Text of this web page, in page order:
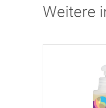
Weitere